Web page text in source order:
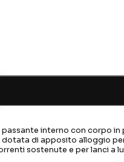
passante interno con corpo
dotata di apposito alloggio
sostenute e per lanci a